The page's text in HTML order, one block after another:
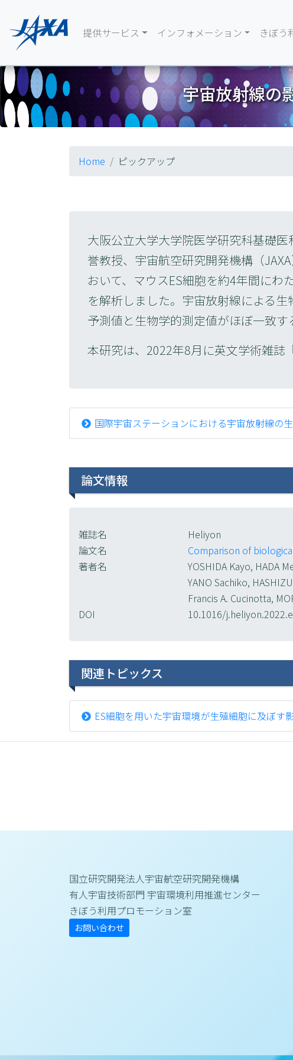
提供サービス インフォメーション きぼう
宇宙放射線の
Home ピックアップ
大阪公立大学大学院医学研究科基礎
誉教授、宇宙航空研究開発機構（
おいて、マウスES細胞を約4年間に
を解析しました。宇宙放射線による
予測値と生物学的測定値がほぼ一致す
本研究は、2022年8月に英文学術雑誌
国際宇宙ステーションにおける宇宙放射線の
論文情報
雑誌名
Heliyon
論文名
Comparison of
著者名
YOSHIDA Kayo, HADA
YANO Sachiko,
Francis A. Cucinotta,
DOI
10.1016/
関連トピックス
ES細胞を用いた宇宙環境が生殖細胞に及ぼす
国立研究開発法人宇宙航空研究開発機構
有人宇宙技術部門 宇宙環境利用推進センター
きぼう利用プロモーション室
お問い合わせ